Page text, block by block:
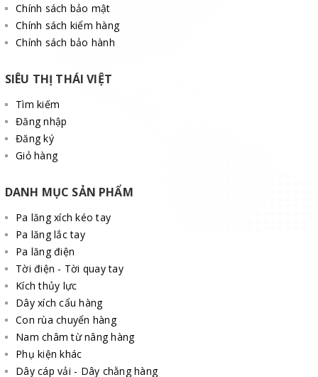
tải.
Khi máy đang hoạt động, nghiêm cấm không cho trẻ tiến
thấp.
Không sử dụng quá tải do nhà sản xuất quy định.
Không được tháo rời các bộ phận của máy khi máy
đang hoạt động.
Không được đứng phía dưới khi đang nâng hạ hàng
hóa.
Trước khi làm việc, đảm bảo dây cáp được quấn chính
xác và khoảng cách bằng với đường kính cáp.
Trường hợp cáp bị mòn hoặc bị hỏng, bạn nên thay
mới.
Chính sách bảo mật
Chính sách kiểm hàng
Chính sách bảo hành
SIÊU THỊ THÁI VIỆT
Tìm kiếm
Đăng nhập
Đăng ký
Giỏ hàng
DANH MỤC SẢN PHẨM
Pa lăng xích kéo tay
Pa lăng lắc tay
Pa lăng điện
Tời điện - Tời quay tay
Kích thủy lực
Dây xích cẩu hàng
Con rùa chuyển hàng
Nam châm từ nâng hàng
Phụ kiện khác
Dây cáp vải - Dây chằng hàng